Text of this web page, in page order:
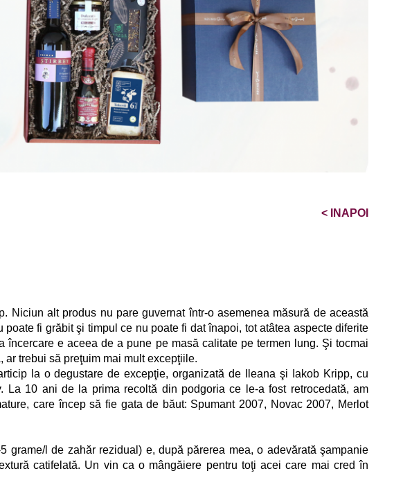
< INAPOI
alt produs nu pare guvernat într-o asemenea măsură de această
fi grăbit şi timpul ce nu poate fi dat înapoi, tot atâtea aspecte diferite
e aceea de a pune pe masă calitate pe termen lung. Şi tocmai
trebui să preţuim mai mult excepţiile.
la o degustare de excepţie, organizată de Ileana şi Iakob Kripp, cu
La 10 ani de la prima recoltă din podgoria ce le-a fost retrocedată, am
care încep să fie gata de băut: Spumant 2007, Novac 2007, Merlot
grame/l de zahăr rezidual) e, după părerea mea, o adevărată şampanie
catifelată. Un vin ca o mângăiere pentru toţi acei care mai cred în